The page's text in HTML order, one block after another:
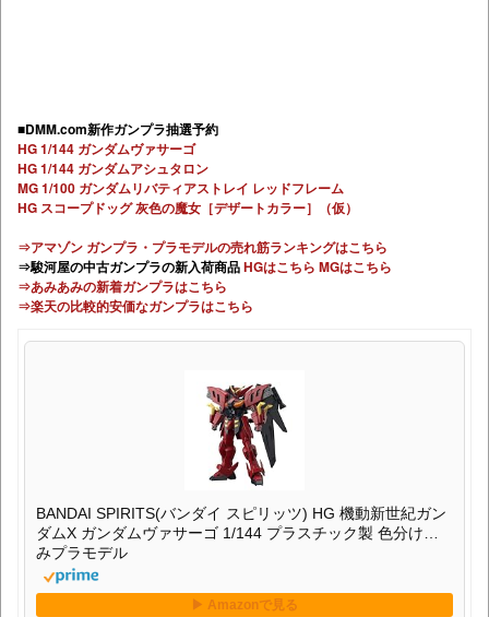
■DMM.com新作ガンプラ抽選予約
HG 1/144 ガンダムヴァサーゴ
HG 1/144 ガンダムアシュタロン
MG 1/100 ガンダムリバティアストレイ レッドフレーム
HG スコープドッグ 灰色の魔女［デザートカラー］（仮）
⇒アマゾン ガンプラ・プラモデルの売れ筋ランキングはこちら
⇒駿河屋の中古ガンプラの新入荷商品HGはこちら MGはこちら
⇒あみあみの新着ガンプラはこちら
⇒楽天の比較的安価なガンプラはこちら
BANDAI SPIRITS(バンダイ スピリッツ) HG 機動新世紀ガン
ダムX ガンダムヴァサーゴ 1/144 プラスチック製 色分け済
みプラモデル